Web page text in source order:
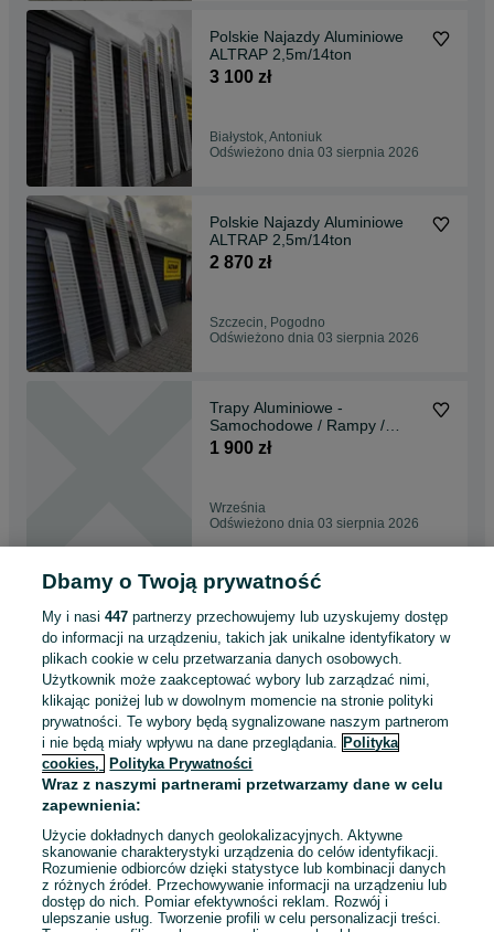
Polskie Najazdy Aluminiowe
ALTRAP 2,5m/14ton
3 100 zł
Białystok, Antoniuk
Odświeżono dnia 03 sierpnia 2026
Polskie Najazdy Aluminiowe
ALTRAP 2,5m/14ton
2 870 zł
Szczecin, Pogodno
Odświeżono dnia 03 sierpnia 2026
Trapy Aluminiowe -
Samochodowe / Rampy /
Najzady
1 900 zł
Września
Odświeżono dnia 03 sierpnia 2026
Trapy Aluminiowe -
Samochodowe / Rampy /
Najzady
1 900 zł
Bolesławiec
Odświeżono dnia 03 sierpnia 2026
Najazdy Aluminiowe - Trapy
/Rampy
Rzeszów
Odświeżono dnia 03 sierpnia 2026
Dbamy o Twoją prywatność
My i nasi447 partnerzy przechowujemy lub uzyskujemy dostęp
do informacji na urządzeniu, takich jak unikalne identyfikatory w
plikach cookie w celu przetwarzania danych osobowych.
Użytkownik może zaakceptować wybory lub zarządzać nimi,
klikając poniżej lub w dowolnym momencie na stronie polityki
prywatności. Te wybory będą sygnalizowane naszym partnerom
i nie będą miały wpływu na dane przeglądania. Polityka
cookies,
Polityka Prywatności
Wraz z naszymi partnerami przetwarzamy dane w celu
zapewnienia:
Użycie dokładnych danych geolokalizacyjnych. Aktywne
skanowanie charakterystyki urządzenia do celów identyfikacji.
Rozumienie odbiorców dzięki statystyce lub kombinacji danych
z różnych źródeł. Przechowywanie informacji na urządzeniu lub
dostęp do nich. Pomiar efektywności reklam. Rozwój i
ulepszanie usług. Tworzenie profili w celu personalizacji treści.